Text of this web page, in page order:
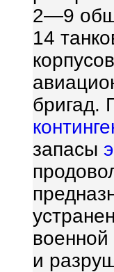
2—9
14
бригад.
запасы
и